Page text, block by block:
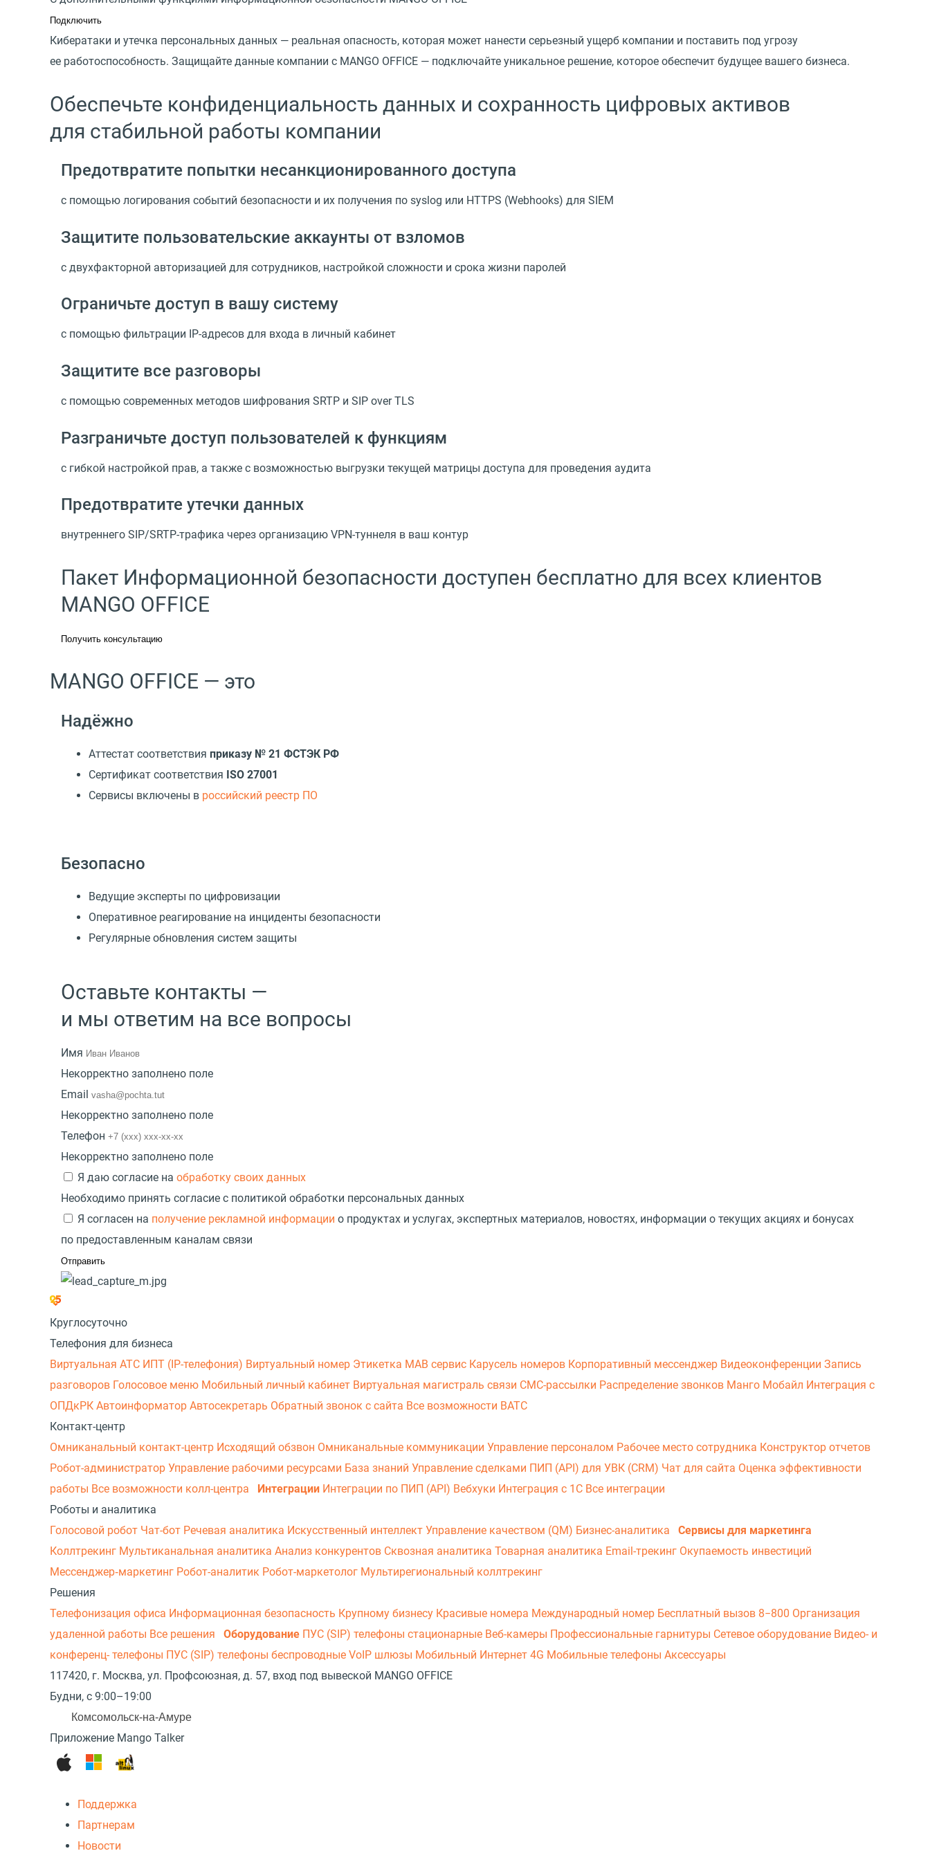
Подключить
Кибератаки и утечка персональных данных — реальная опасность, которая может нанести серьезный ущерб компании и поставить под угрозу
ее работоспособность. Защищайте данные компании с MANGO OFFICE — подключайте уникальное решение, которое обеспечит будущее вашего бизнеса.
Обеспечьте конфиденциальность данных и сохранность цифровых активов
для стабильной работы компании
Предотвратите попытки несанкционированного доступа
с помощью логирования событий безопасности и их получения по syslog или HTTPS (Webhooks) для SIEM
Защитите пользовательские аккаунты от взломов
с двухфакторной авторизацией для сотрудников, настройкой сложности и срока жизни паролей
Ограничьте доступ в вашу систему
с помощью фильтрации IP-адресов для входа в личный кабинет
Защитите все разговоры
с помощью современных методов шифрования SRTP и SIP over TLS
Разграничьте доступ пользователей к функциям
с гибкой настройкой прав, а также с возможностью выгрузки текущей матрицы доступа для проведения аудита
Предотвратите утечки данных
внутреннего SIP/SRTP-трафика через организацию VPN-туннеля в ваш контур
Пакет Информационной безопасности доступен бесплатно для всех клиентов
MANGO OFFICE
Получить консультацию
MANGO OFFICE — это
Надёжно
Аттестат соответствия приказу № 21 ФСТЭК РФ
Сертификат соответствия ISO 27001
Cервисы включены в российский реестр ПО
Безопасно
Ведущие эксперты по цифровизации
Оперативное реагирование на инциденты безопасности
Регулярные обновления систем защиты
Оставьте контакты —
и мы ответим на все вопросы
Имя
Некорректно заполнено поле
Email
Некорректно заполнено поле
Телефон
Некорректно заполнено поле
Я даю согласие на обработку своих данных
Необходимо принять согласие с политикой обработки персональных данных
Я согласен на получение рекламной информации о продуктах и услугах, экспертных материалов, новостях, информации о текущих акциях и бонусах
по предоставленным каналам связи
Круглосуточно
Телефония для бизнеса
Виртуальная АТС ИПТ (IP-телефония) Виртуальный номер Этикетка МАВ сервис Карусель номеров Корпоративный мессенджер Видеоконференции Запись
разговоров Голосовое меню Мобильный личный кабинет Виртуальная магистраль связи СМС-рассылки Распределение звонков Манго Мобайл Интеграция с
ОПДкРК Автоинформатор Автосекретарь Обратный звонок с сайта Все возможности ВАТС
Контакт-центр
Омниканальный контакт-центр Исходящий обзвон Омниканальные коммуникации Управление персоналом Рабочее место сотрудника Конструктор отчетов
Робот-администратор Управление рабочими ресурсами База знаний Управление сделками ПИП (API) для УВК (CRM) Чат для сайта Оценка эффективности
работы Все возможности колл-центра Интеграции Интеграции по ПИП (API) Вебхуки Интеграция с 1С Все интеграции
Роботы и аналитика
Голосовой робот Чат-бот Речевая аналитика Искусственный интеллект Управление качеством (QM) Бизнес-аналитика
Сервисы для маркетинга
Коллтрекинг Мультиканальная аналитика Анализ конкурентов Сквозная аналитика Товарная аналитика Email-трекинг Окупаемость инвестиций
Мессенджер‑маркетинг Робот-аналитик Робот-маркетолог Мультирегиональный коллтрекинг
Решения
Телефонизация офиса Информационная безопасность Крупному бизнесу Красивые номера Международный номер Бесплатный вызов 8−800 Организация
удаленной работы Все решения Оборудование ПУС (SIP) телефоны стационарные Веб-камеры Профессиональные гарнитуры Сетевое оборудование Видео- и
конференц- телефоны ПУС (SIP) телефоны беспроводные VoIP шлюзы Мобильный Интернет 4G Мобильные телефоны Аксессуары
117420, г. Москва, ул. Профсоюзная, д. 57, вход под вывеской MANGO OFFICE
Будни, с 9:00–19:00
Комсомольск-на-Амуре
Приложение Mango Talker
Поддержка
Партнерам
Новости